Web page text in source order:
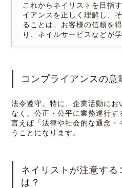
これからネイリストを目指
イアンスを正しく理解し、
ることは、お客様の信頼を
り、ネイルサービスなどが学
コンプライアンスの意
法令遵守。特に、企業活動にお
なく、公正・公平に業務遂行
言えば「法律や社会的な通念
うことになります。
ネイリストが注意する
は？